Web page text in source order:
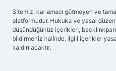
Sitemiz, kar amacı gütmeyen ve
platformudur. Hukuka ve yasal
düşündüğünüz içerikleri,
bildirmeniz halinde, ilgili içerikler
kaldırılacaktır.